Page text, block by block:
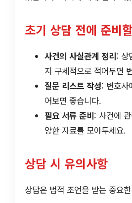
초기 상담 전에 준비
사건의 사실관계 정리: 상
지 구체적으로 적어두면
질문 리스트 작성: 변호사
어보면 좋습니다.
필요 서류 준비: 사건에
양한 자료를 모아두세요.
상담 시 유의사항
상담은 법적 조언을 받는 중요